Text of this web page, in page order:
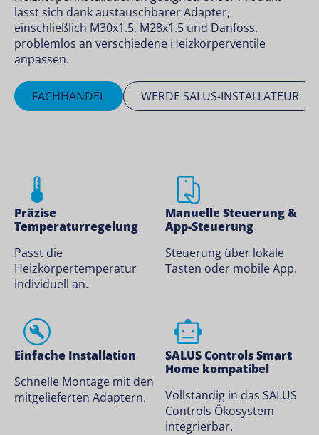
lässt sich dank austauschbarer Adapter,
einschließlich M30x1.5, M28x1.5 und Danfoss,
problemlos an verschiedene Heizkörperventile
anpassen.
FACHHANDEL WERDE SALUS-INSTALLATEUR
Präzise
Temperaturregelung
Passt die
Heizkörpertemperatur
individuell an.
Manuelle Steuerung &
App-Steuerung
Steuerung über lokale
Tasten oder mobile App.
Einfache Installation
Schnelle Montage mit den
mitgelieferten Adaptern.
SALUS Controls Smart
Home kompatibel
Vollständig in das SALUS
Controls Ökosystem
integrierbar.